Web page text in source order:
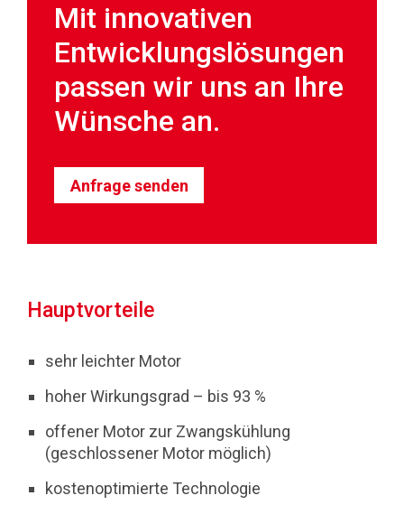
Mit innovativen
Entwicklungslösungen
passen wir uns an Ihre
Wünsche an.
Anfrage senden
Hauptvorteile
sehr leichter Motor
hoher Wirkungsgrad – bis 93 %
offener Motor zur Zwangskühlung
(geschlossener Motor möglich)
kostenoptimierte Technologie